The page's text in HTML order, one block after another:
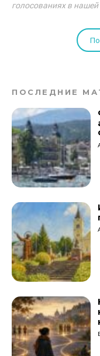
голосованиях в нашей
ПОСЛЕДНИЕ